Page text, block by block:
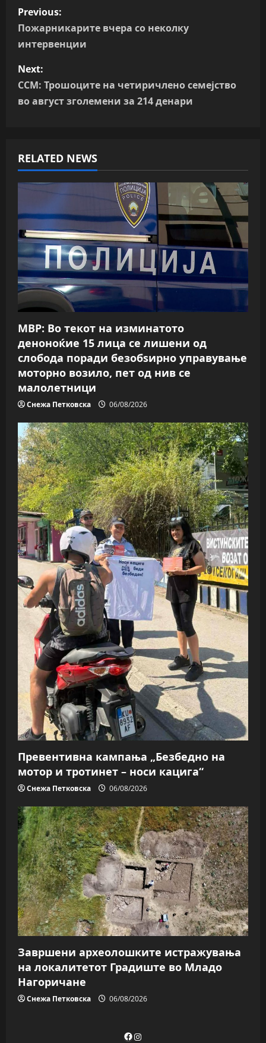
P
o
t
n
v
i
g
a
t
i
o
n
Previous:
Пожарникарите вчера со неколку
интервенции
Next:
ССМ: Трошоците на четиричлено семејство
во август зголемени за 214 денари
RELATED NEWS
МВР: Во текот на изминатото
деноноќие 15 лица се лишени од
слобода поради безобѕирно управување
моторно возило, пет од нив се
малолетници
Снежа Петковска 06/08/2026
Превентивна кампања „Безбедно на
мотор и тротинет – носи кацига“
Снежа Петковска 06/08/2026
Завршени археолошките истражувања
на локалитетот Градиште во Младо
Нагоричане
Снежа Петковска 06/08/2026
Facebook
Instagram